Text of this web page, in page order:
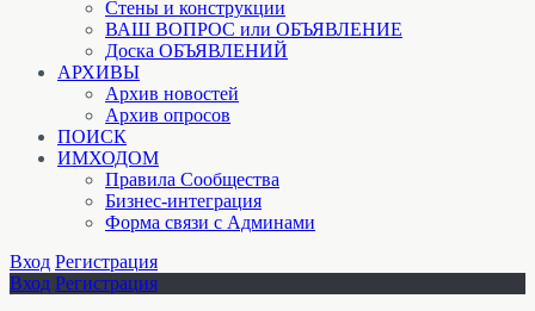
Стены и конструкции
ВАШ ВОПРОС или ОБЪЯВЛЕНИЕ
Доска ОБЪЯВЛЕНИЙ
АРХИВЫ
Архив новостей
Архив опросов
ПОИСК
ИМХОДОМ
Правила Сообщества
Бизнес-интеграция
Форма связи с Админами
Вход Регистрация
Вход Регистрация